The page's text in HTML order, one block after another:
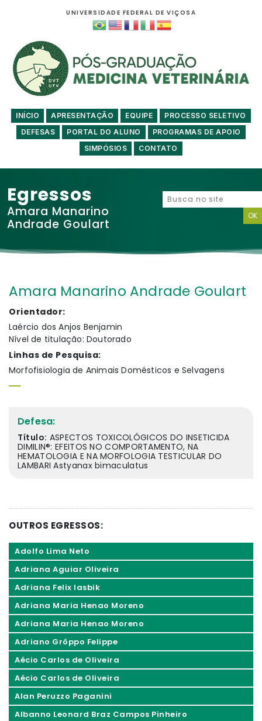
UNIVERSIDADE FEDERAL DE VIÇOSA
INÍCIO APRESENTAÇÃO EQUIPE
PROCESSO SELETIVO
DEFESAS
PORTAL DO ALUNO
PROGRAMAS DE APOIO
SIMPÓSIOS
CONTATO
Egressos
Amara Manarino
Andrade Goulart
Amara Manarino Andrade Goulart
Orientador:
Laércio dos Anjos Benjamin
Nível de titulação: Doutorado
Linhas de Pesquisa:
Morfofisiologia de Animais Domésticos e Selvagens
Defesa:
Título: ASPECTOS TOXICOLÓGICOS DO INSETICIDA
DIMILIN®: EFEITOS NO COMPORTAMENTO, NA
HEMATOLOGIA E NA MORFOLOGIA TESTICULAR DO
LAMBARI Astyanax bimaculatus
OUTROS EGRESSOS:
Adolfo Lima Neto
Adriana Aguiar Oliveira
Adriana Felix Iasbik
Adriana Maria Henao Moreno
Adriana Maria Henao Moreno
Adriano Grôppo Felippe
Aécio Carlos de Oliveira
Aécio Carlos de Oliveira
Alan Peruzzo Paganini
Albanno Leonard Braz Campos Pinheiro